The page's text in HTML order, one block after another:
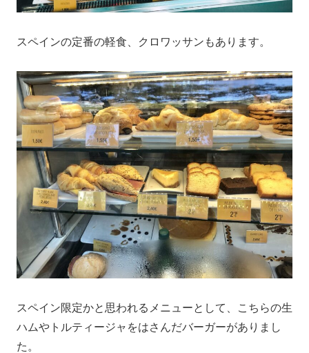
スペインの定番の軽食、クロワッサンもあります。
スペイン限定かと思われるメニューとして、こちらの生
ハムやトルティージャをはさんだバーガーがありまし
た。